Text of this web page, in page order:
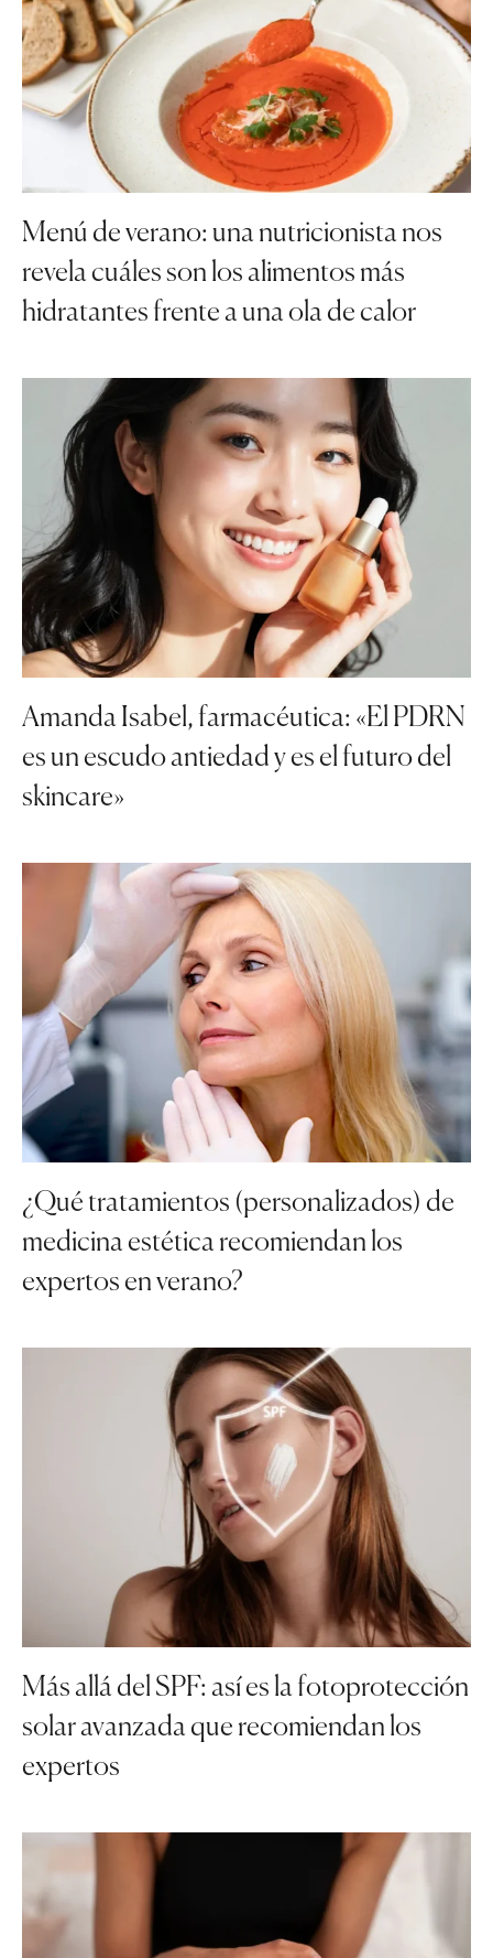
Menú de verano: una nutricionista nos
revela cuáles son los alimentos más
hidratantes frente a una ola de calor
Amanda Isabel, farmacéutica: «El PDRN
es un escudo antiedad y es el futuro del
skincare»
¿Qué tratamientos (personalizados) de
medicina estética recomiendan los
expertos en verano?
Más allá del SPF: así es la fotoprotección
solar avanzada que recomiendan los
expertos